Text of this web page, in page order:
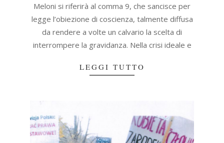
Meloni si riferirà al comma 9, che sancisce per
legge l’obiezione di coscienza, talmente diffusa
da rendere a volte un calvario la scelta di
interrompere la gravidanza. Nella crisi ideale e
LEGGI TUTTO